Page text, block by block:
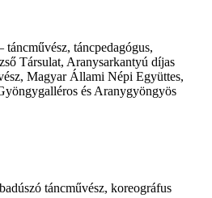
táncművész, táncpedagógus,
Társulat, Aranysarkantyú díjas
Magyar Állami Népi Együttes,
és Aranygyöngyös
táncművész, koreográfus